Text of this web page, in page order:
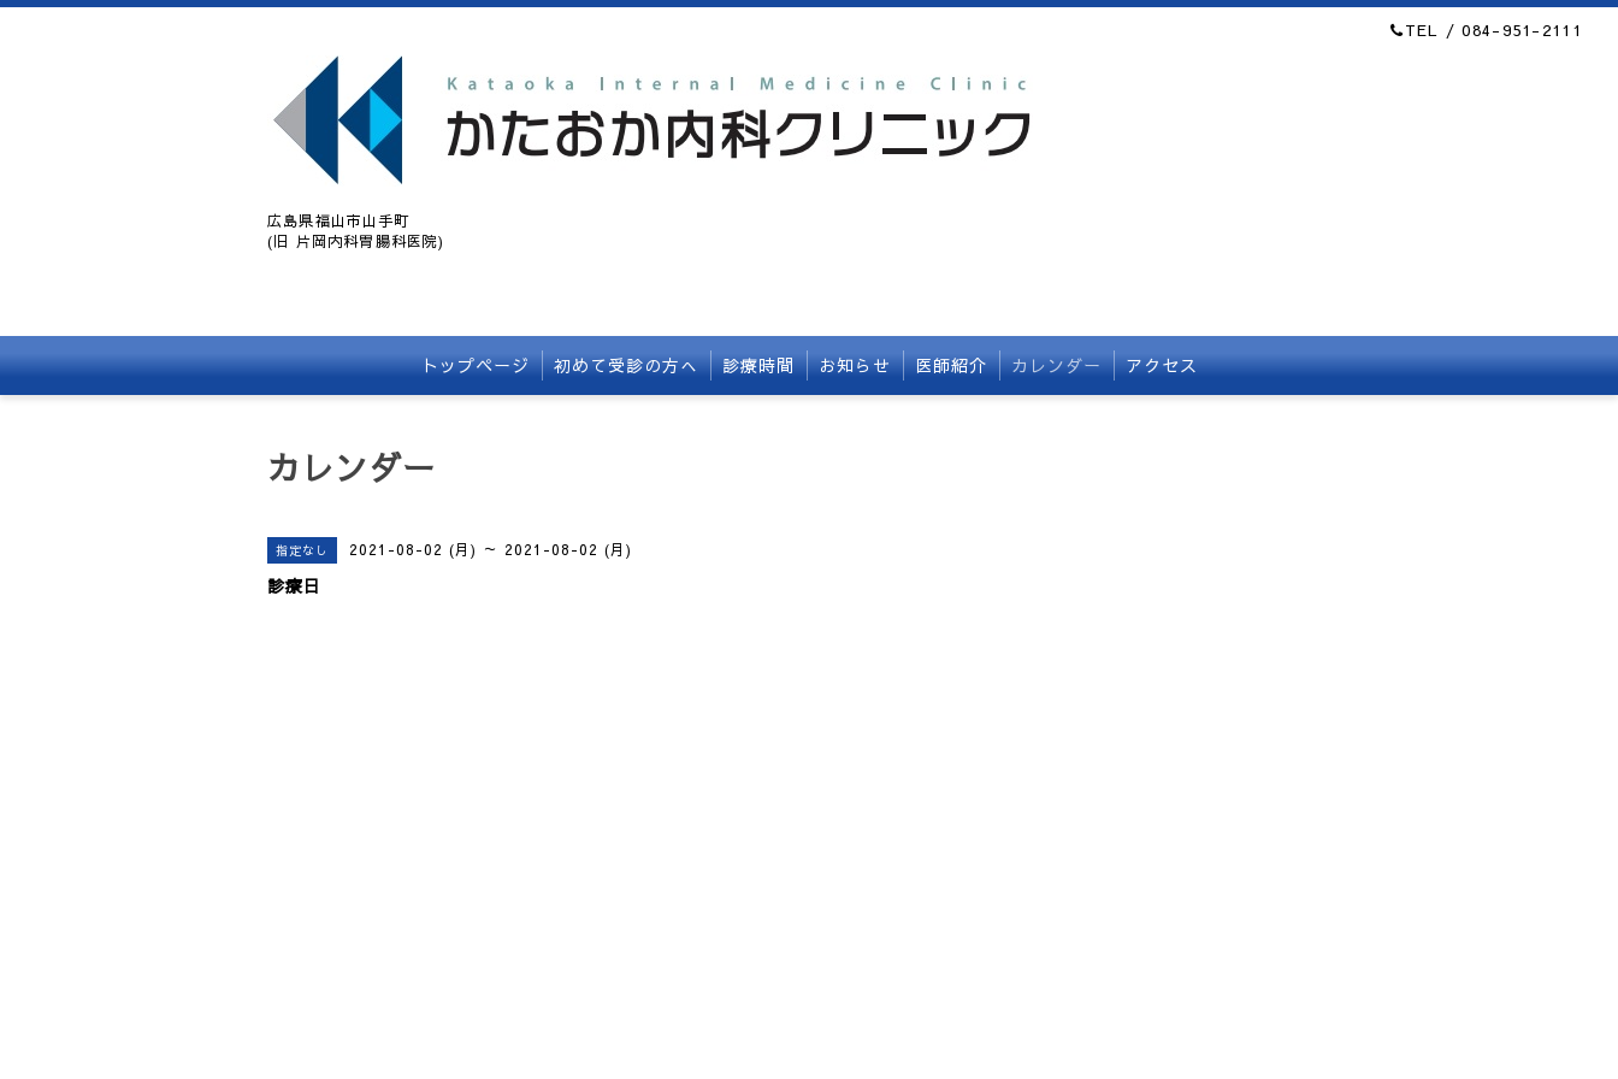
TEL / 084-951-2111
広島県福山市山手町
(旧 片岡内科胃腸科医院)
トップページ 初めて受診の方へ 診療時間 お知らせ 医師紹介 カレンダー アクセス
カレンダー
指定なし 2021-08-02 (月) ～ 2021-08-02 (月)
診療日